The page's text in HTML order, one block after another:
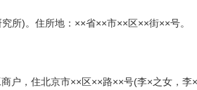
所)。住所地：××省××市××区××街××号。
户，住北京市××区××路××号(李×之女，李